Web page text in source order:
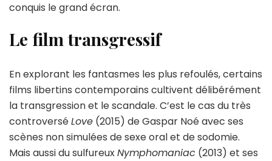
conquis le grand écran.
Le film transgressif
En explorant les fantasmes les plus refoulés, certains
films libertins contemporains cultivent délibérément
la transgression et le scandale. C’est le cas du très
controverséLove (2015) de Gaspar Noé avec ses
scènes non simulées de sexe oral et de sodomie.
Mais aussi du sulfureuxNymphomaniac (2013) et ses